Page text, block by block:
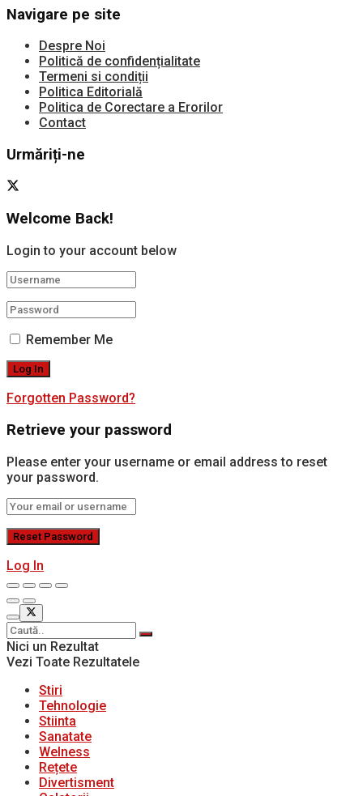
Navigare pe site
Despre Noi
Politică de confidențialitate
Termeni si condiții
Politica Editorială
Politica de Corectare a Erorilor
Contact
Urmăriți-ne
Welcome Back!
Login to your account below
Remember Me
Forgotten Password?
Retrieve your password
Please enter your username or email address to reset
your password.
Log In
Nici un Rezultat
Vezi Toate Rezultatele
Stiri
Tehnologie
Stiinta
Sanatate
Welness
Rețete
Divertisment